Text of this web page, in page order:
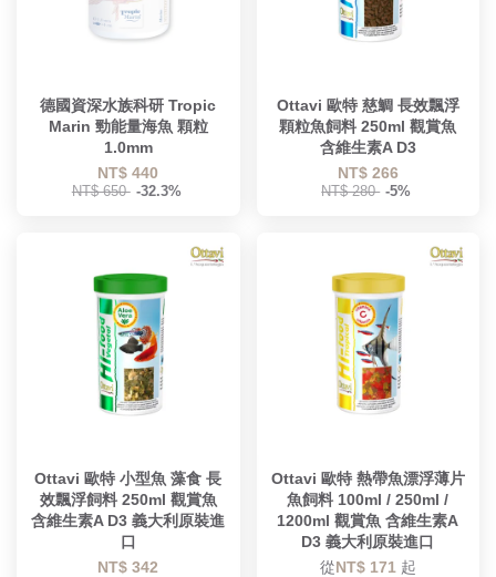
德國資深水族科研 Tropic
Marin 勁能量海魚 顆粒
1.0mm
NT$ 440
NT$ 650 -32.3%
Ottavi 歐特 慈鯛 長效飄浮
顆粒魚飼料 250ml 觀賞魚
含維生素A D3
NT$ 266
NT$ 280 -5%
Ottavi 歐特 小型魚 藻食 長
效飄浮飼料 250ml 觀賞魚
含維生素A D3 義大利原裝進
口
NT$ 342
Ottavi 歐特 熱帶魚漂浮薄片
魚飼料 100ml / 250ml /
1200ml 觀賞魚 含維生素A
D3 義大利原裝進口
從NT$ 171 起